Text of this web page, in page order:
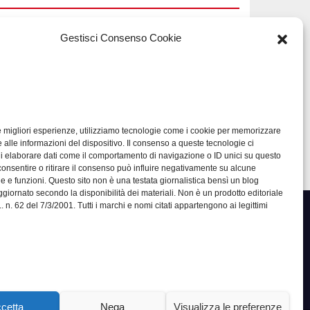
Gestisci Consenso Cookie
migliori esperienze, utilizziamo tecnologie come i cookie per memorizzare
alle informazioni del dispositivo. Il consenso a queste tecnologie ci
elaborare dati come il comportamento di navigazione o ID unici su questo
o ritirare il consenso può influire negativamente su alcune
e funzioni. Questo sito non è una testata giornalistica bensì un blog
secondo la disponibilità dei materiali. Non è un prodotto editoriale
n. 62 del 7/3/2001. Tutti i marchi e nomi citati appartengono ai legittimi
Nega Visualizza le preferenze
guida pratica alla
scelta efficace
LUG 17, 2026 ADMIN